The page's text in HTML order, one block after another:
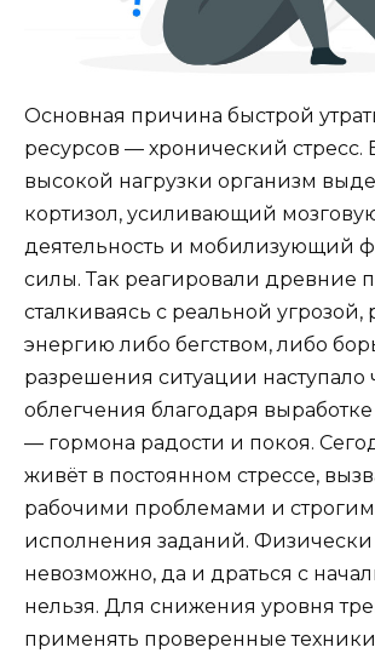
Основная причина быстрой
ресурсов — хронический стресс.
высокой нагрузки организм
кортизол, усиливающий
деятельность и мобилизующий
силы. Так реагировали древние
сталкиваясь с реальной угрозой,
энергию либо бегством, либо
разрешения ситуации наступало
облегчения благодаря
— гормона радости и покоя.
живёт в постоянном стрессе,
рабочими проблемами и
исполнения заданий. Физически
невозможно, да и драться с
нельзя. Для снижения уровня
применять проверенные